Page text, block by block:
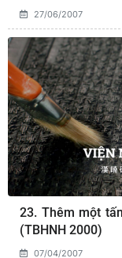
27/06/2007
23. Thêm một
(TBHNH 2000)
07/04/2007